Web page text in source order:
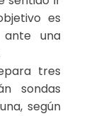
es
ante una
tres
sondas
según